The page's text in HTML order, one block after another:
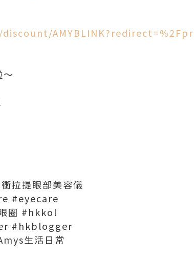
提眼部美容儀
#eyecare
圈 #hkkol
#hkblogger
生活日常